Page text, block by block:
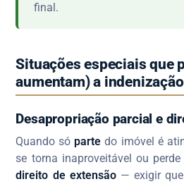
final.
Situações especiais que
aumentam) a indenização
Desapropriação parcial e
Quando só parte do imóvel é
se torna inaproveitável ou
direito de extensão— exigir que